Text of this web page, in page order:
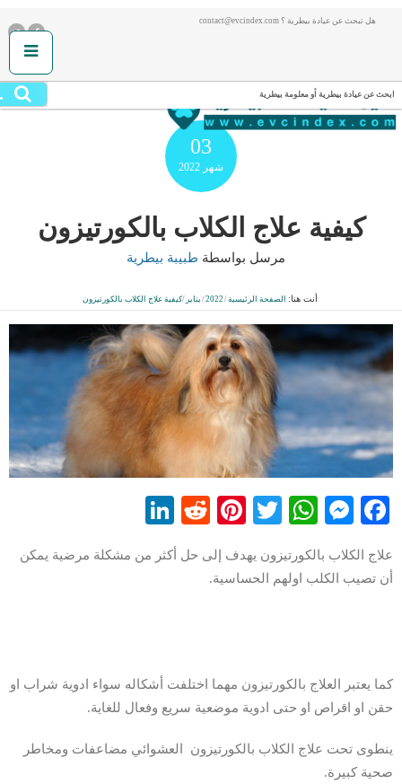
هل تبحث عن عيادة بيطرية ؟ contact@evcindex.com
ابحث عن عيادة بيطرية أو معلومة بيطرية
03
شهر 2022
كيفية علاج الكلاب بالكورتيزون
مرسل بواسطة طبيبة بيطرية
أنت هنا: الصفحة الرئيسية/
2022
/ يناير /كيفية علاج الكلاب بالكورتيزون
Facebook
Messenger
WhatsApp
Twitter
Pinterest
Reddit
علاج الكلاب بالكورتيزون يهدف إلى حل أكثر من مشكلة مرضية يمكن
أن تصيب الكلب اولهم الحساسية.
كما يعتبر العلاج بالكورتيزون مهما اختلفت أشكاله سواء ادوية شراب او
حقن او اقراص او حتى ادوية موضعية سريع وفعال للغاية.
ينطوى تحت علاج الكلاب بالكورتيزون العشوائي مضاعفات ومخاطر
صحية كبيرة.